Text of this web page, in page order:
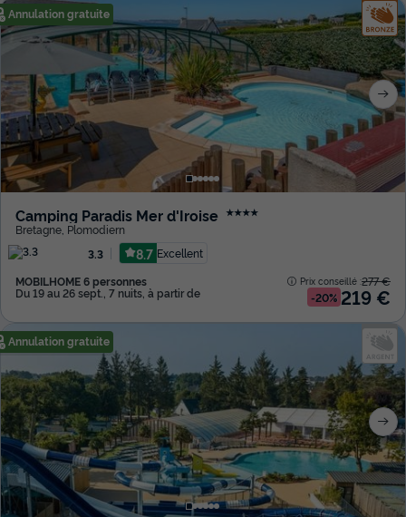
Annulation gratuite
Camping Paradis Mer d'Iroise ★★★★
Bretagne Plomodiern
3.3
8.7 Excellent
MOBILHOME 6 personnes
Du 19 au 26 sept., 7 nuits, à partir de
Prix conseillé :277 €
-20% 219 €
Annulation gratuite